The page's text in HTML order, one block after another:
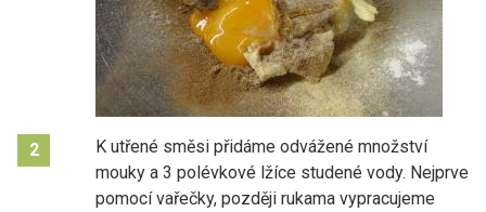
2
K utřené směsi přidáme odvážené množství
mouky a 3 polévkové lžíce studené vody. Nejprve
pomocí vařečky, později rukama vypracujeme